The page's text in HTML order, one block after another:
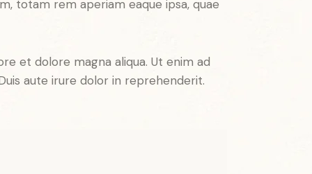
totam rem aperiam eaque ipsa, quae
et dolore magna aliqua. Ut enim ad
aute irure dolor in reprehenderit.